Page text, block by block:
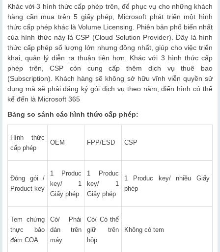
Khác với 3 hình thức cấp phép trên, để phục vụ cho những khách
hàng cần mua trên 5 giấy phép, Microsoft phát triển một hình
thức cấp phép khác là Volume Licensing. Phiên bản phổ biến nhất
của hình thức này là CSP (Cloud Solution Provider). Đây là hình
thức cấp phép số lượng lớn nhưng đồng nhất, giúp cho việc triển
khai, quản lý diễn ra thuận tiện hơn. Khác với 3 hình thức cấp
phép trên, CSP còn cung cấp thêm dịch vụ thuê bao
(Subscription). Khách hàng sẽ không sở hữu vĩnh viễn quyền sử
dụng mà sẽ phải đăng ký gói dịch vụ theo năm, điển hình có thể
kể đến là Microsoft 365
Bảng so sánh các hình thức cấp phép:
Hình thức
cấp phép
OEM FPP/ESD CSP
Đóng gói /
Product key
1 Produc
key/ 1
Giấy phép
1 Produc
key/ 1
Giấy phép
1 Produc key/ nhiều Giấy
phép
Tem chứng
thực bảo
đảm COA
Có/ Phải
dán trên
máy
Có/ Có thể
giữ trên
hộp
Không có tem